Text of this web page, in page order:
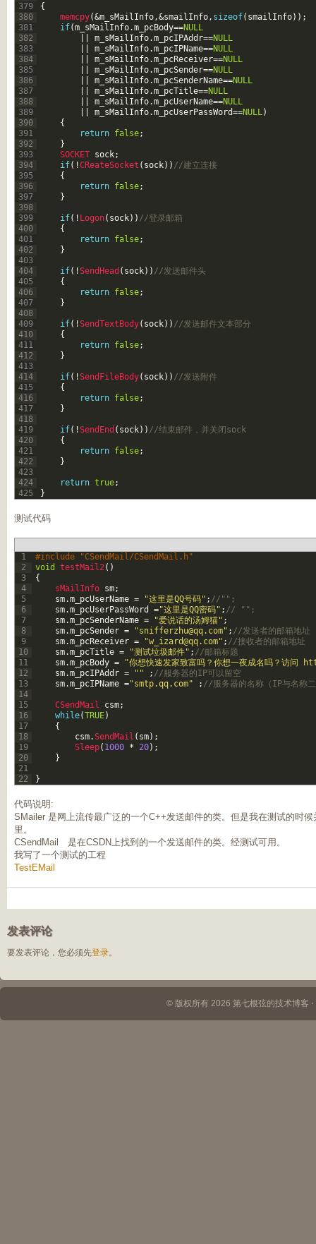
379
380
381
382
383
384
385
386
387
388
389
390
391
392
393
394
395
396
397
398
399
400
401
402
403
404
405
406
407
408
409
410
411
412
413
414
415
416
417
418
419
420
421
422
423
424
425
{
memcpy(&m_sMailInfo ,&smailInfo , sizeof( smailInfo) ) ;
if(m_sMailInfo.m_pcBody==NULL
m_sMailInfo.m_pcIPAddr==NULL
m_sMailInfo.m_pcIPName==NULL
m_sMailInfo.m_pcReceiver==NULL
m_sMailInfo.m_pcSender==NULL
m_sMailInfo.m_pcSenderName==NULL
m_sMailInfo.m_pcTitle==NULL
m_sMailInfo.m_pcUserName==NULL
m_sMailInfo.m_pcUserPassWord==NULL )
{
return false;
}
SOCKET sock;
if( !CReateSocket ( sock) ) //建立连接
{
return false;
}
if( ! Logon( sock) ) //登录邮箱
{
return false;
}
if( !SendHead ( sock) ) //发送邮件头
{
return false;
}
if( !SendTextBody( sock) ) //发送邮件文本部分
{
return false;
}
if( !SendFileBody( sock) ) //发送附件
{
return false;
}
if( !SendEnd ( sock) ) //结束邮件，并关闭sock
{
return false;
}
return true;
}
测试代码
1
2
3
4
5
6
7
8
9
10
11
12
13
14
15
16
17
18
19
20
21
22
#include "CSendMail/CSendMail.h"
void
testMail2 ( )
{
sMailInfo sm;
sm.m_pcUserName = "这里是QQ号码" ; //"";
sm.m_pcUserPassWord ="这里是QQ密码" ; // "";
sm.m_pcSenderName = "爱说话的汤姆猫" ;
sm.m_pcSender = "snifferzhu@qq.com" ; //发送者的邮箱地
sm.m_pcReceiver = "w_izard@qq.com" ; //接收者的邮箱地址
sm.m_pcTitle = "测试垃圾邮件" ; //邮箱标题
sm.m_pcBody =
"你想快速发家致富吗？你想一夜成名吗？访问
sm.m_pcIPAddr = "" ; //服务器的IP可以留空
sm.m_pcIPName ="smtp.qq.com" ; //服务器的名称（IP与名称
CSendMail csm;
while(TRUE)
{
csm.SendMail ( sm) ;
Sleep( 1000 * 20) ;
}
}
代码说明:
SMailer 是网上流传最广泛的一个C++发送邮件的类。但是我在测试的时
里。
CSendMail 是在CSDN上找到的一个发送邮件的类。经测试可用。
我写了一个测试的工程
TestEMail
发表评论
要发表评论，您必须先登录。
© 版权所有 2026 第七根弦的技术博客